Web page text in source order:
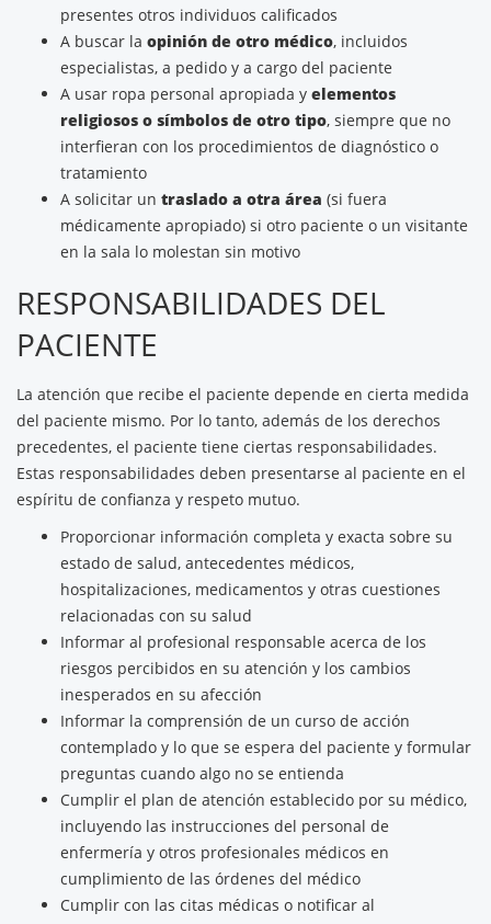
presentes otros individuos calificados
A buscar la opinión de otro médico, incluidos
especialistas, a pedido y a cargo del paciente
A usar ropa personal apropiada y elementos
religiosos o símbolos de otro tipo, siempre que no
interfieran con los procedimientos de diagnóstico o
tratamiento
A solicitar un traslado a otra área (si fuera
médicamente apropiado) si otro paciente o un visitante
en la sala lo molestan sin motivo
RESPONSABILIDADES DEL
PACIENTE
La atención que recibe el paciente depende en cierta medida
del paciente mismo. Por lo tanto, además de los derechos
precedentes, el paciente tiene ciertas responsabilidades.
Estas responsabilidades deben presentarse al paciente en el
espíritu de confianza y respeto mutuo.
Proporcionar información completa y exacta sobre su
estado de salud, antecedentes médicos,
hospitalizaciones, medicamentos y otras cuestiones
relacionadas con su salud
Informar al profesional responsable acerca de los
riesgos percibidos en su atención y los cambios
inesperados en su afección
Informar la comprensión de un curso de acción
contemplado y lo que se espera del paciente y formular
preguntas cuando algo no se entienda
Cumplir el plan de atención establecido por su médico,
incluyendo las instrucciones del personal de
enfermería y otros profesionales médicos en
cumplimiento de las órdenes del médico
Cumplir con las citas médicas o notificar al